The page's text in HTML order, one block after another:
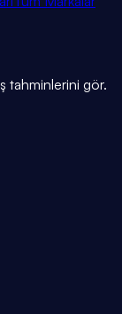
tahminlerini gör.